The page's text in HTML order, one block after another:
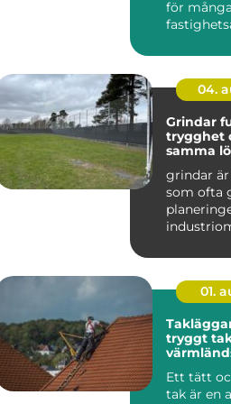
för många
mer...
04.
Grindar funktion,
trygghet
samma
grindar
som ofta
01.
tryggt
Ett tätt
tak är en